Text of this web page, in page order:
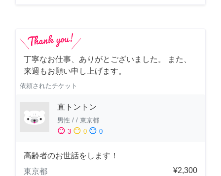
丁寧なお仕事、ありがとございました。 また、
来週もお願い申し上げます。
依頼されたチケット
直トントン
男性 / / 東京都
sentiment_satisfied 3 sentiment_neutral 0 sentiment_dissatisfied 0
高齢者のお世話をします！
東京都
¥2,300